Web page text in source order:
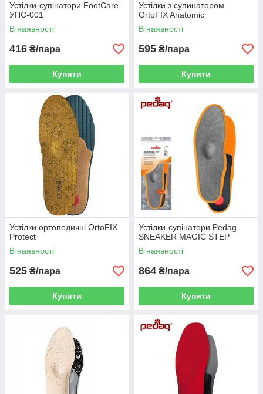
Устілки-супінатори FootCare
УПС-001
В наявності
416 ₴/пара
Купити
Устілки з супинатором
OrtoFIX Anatomic
В наявності
595 ₴/пара
Купити
Устілки ортопедичні OrtoFIX
Protect
В наявності
525 ₴/пара
Купити
Устілки-супінатори Pedag
SNEAKER MAGIC STEP
В наявності
864 ₴/пара
Купити